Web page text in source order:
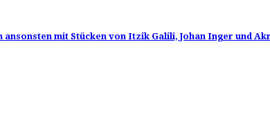
mit Stücken von Itzik Galili, Johan Inger und